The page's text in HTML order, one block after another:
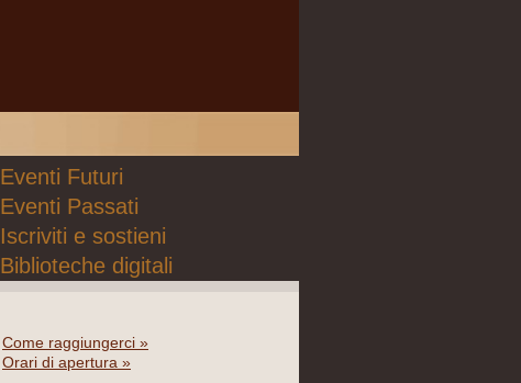
Eventi Futuri
Eventi Passati
Iscriviti e sostieni
Biblioteche digitali
Come raggiungerci »
Orari di apertura »